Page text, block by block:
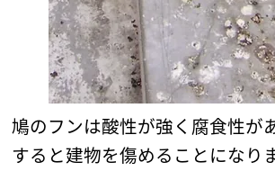
鳩のフンは酸性が強く腐食性が
すると建物を傷めることになり